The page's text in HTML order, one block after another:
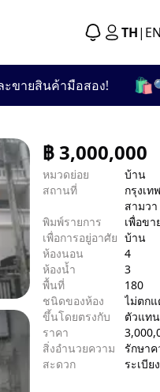
TH| EN
นค้ามือสอง! 🛍️ 🔍 เ
฿3,000,000
หมวดย่อย
บ้าน
สถานที่
กรุงเท
สามวา
พิมพ์รายการ
เพื่อขา
เพื่อการอยู่อาศัย บ้าน
ห้องนอน
4
ห้องน้ำ
3
พื้นที่
180
ชนิดของห้อง
ไม่ตกแ
ขึ้นโดยตรงกับ
ตัวแทน
ราคา
สิ่งอำนวยความ
สะดวก
รักษา
ระเบียง